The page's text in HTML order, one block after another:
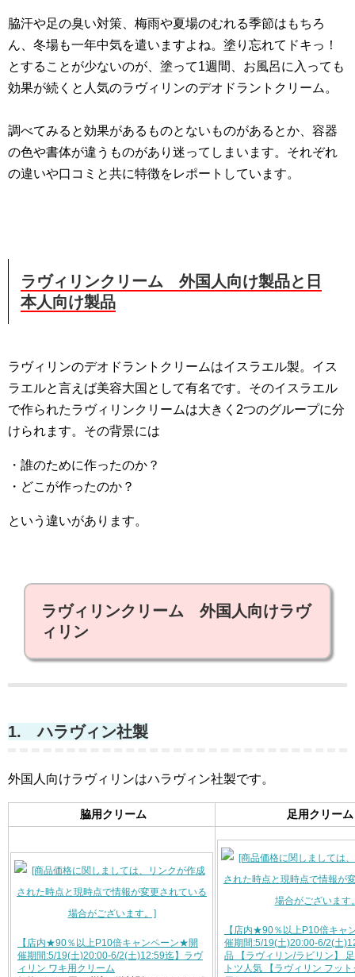
脇汗や足の臭い対策、梅雨や夏場のむれる季節はもちろ
ん、冬場も一年中気を遣いますよね。塗り忘れてドキっ！
とすることが少ないのが、塗って1週間、お風呂に入っても
効果が続くと人気のラヴィリンのデオドラントクリーム。
調べてみると効果があるものとないものがあるとか、容器
の色や書体が違うものがあり迷ってしまいます。それぞれ
の違いや口コミと共に特徴をレポートしています。
ラヴィリンクリーム 外国人向け製品と日
本人向け製品
ラヴィリンのデオドラントクリームはイスラエル製。イス
ラエルと言えば美容大国として有名です。そのイスラエル
で作られたラヴィリンクリームは大きく2つのグループに分
けられます。その背景には
・誰のために作ったのか？
・どこが作ったのか？
という違いがあります。
ラヴィリンクリーム 外国人向けラヴ
ィリン
1. ハラヴィン社製
外国人向けラヴィリンはハラヴィン社製です。
脇用クリーム 足用クリーム
【店内★90％以上P10倍キャンペーン★開
催期間:5/19(土)20:00-6/2(土)12:59迄】ラヴ
ィリン ワキ用クリーム
【店内★90％以上P10倍キャ
催期間:5/19(土)20:00-6/2(土
品 【ラヴィリン/ラビリン】
トツ人気 【ラヴィリン フッ